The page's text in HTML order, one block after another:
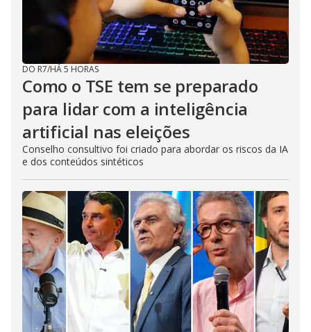
DO R7/HÁ 5 HORAS
Como o TSE tem se preparado
para lidar com a inteligência
artificial nas eleições
Conselho consultivo foi criado para abordar os riscos da IA
e dos conteúdos sintéticos